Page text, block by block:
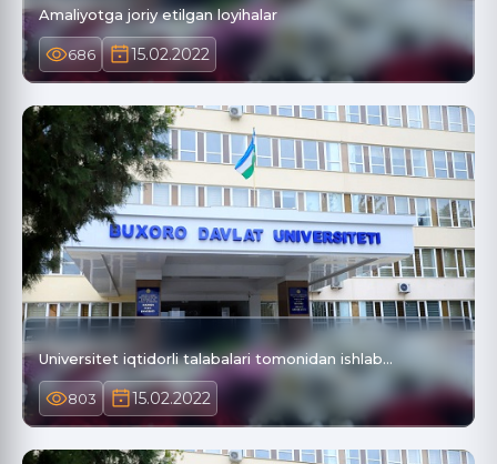
Amаliyotgа joriy etilgаn loyihаlаr
686 15.02.2022
Universitet iqtidorli tаlаbаlаri tomonidаn ishlаb…
803 15.02.2022